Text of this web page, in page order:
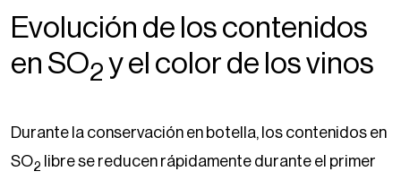
Evolución de los contenidos
en SO2 y el color de los vinos
Durante la conservación en botella, los contenidos en
SO2 libre se reducen rápidamente durante el primer